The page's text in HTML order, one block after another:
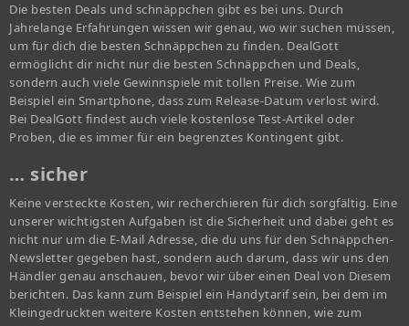
Die besten Deals und schnäppchen gibt es bei uns. Durch
Jahrelange Erfahrungen wissen wir genau, wo wir suchen müssen,
um für dich die besten Schnäppchen zu finden. DealGott
ermöglicht dir nicht nur die besten Schnäppchen und Deals,
sondern auch viele Gewinnspiele mit tollen Preise. Wie zum
Beispiel ein Smartphone, dass zum Release-Datum verlost wird.
Bei DealGott findest auch viele kostenlose Test-Artikel oder
Proben, die es immer für ein begrenztes Kontingent gibt.
… sicher
Keine versteckte Kosten, wir recherchieren für dich sorgfältig. Eine
unserer wichtigsten Aufgaben ist die Sicherheit und dabei geht es
nicht nur um die E-Mail Adresse, die du uns für den Schnäppchen-
Newsletter gegeben hast, sondern auch darum, dass wir uns den
Händler genau anschauen, bevor wir über einen Deal von Diesem
berichten. Das kann zum Beispiel ein Handytarif sein, bei dem im
Kleingedruckten weitere Kosten entstehen können, wie zum